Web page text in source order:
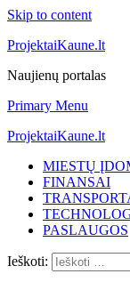
Skip to content
ProjektaiKaune.lt
Naujienų portalas
Primary Menu
ProjektaiKaune.lt
MIESTŲ
FINANSAI
PASLAUGOS
Ieškoti: